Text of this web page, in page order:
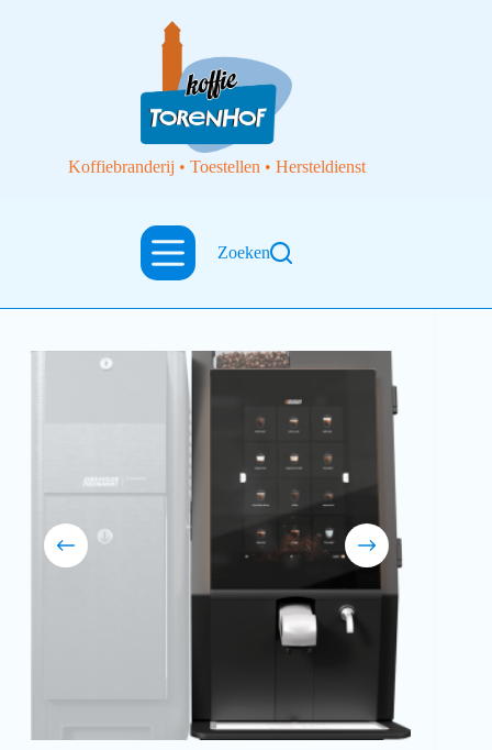
Koffiebranderij • Toestellen • Hersteldienst
Zoeken
Espressotoestellen